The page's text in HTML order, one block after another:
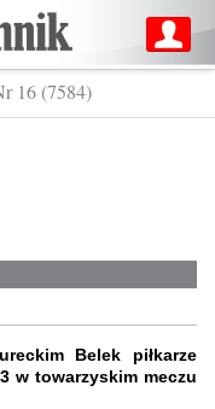
16 (7584)
Belek piłkarze
w towarzyskim meczu